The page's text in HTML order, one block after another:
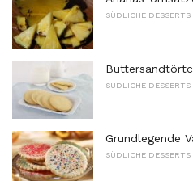
SÜDLICHE DESSERTS
SÜDLICHE DESSERTS
Grundlegende
SÜDLICHE DESSERTS